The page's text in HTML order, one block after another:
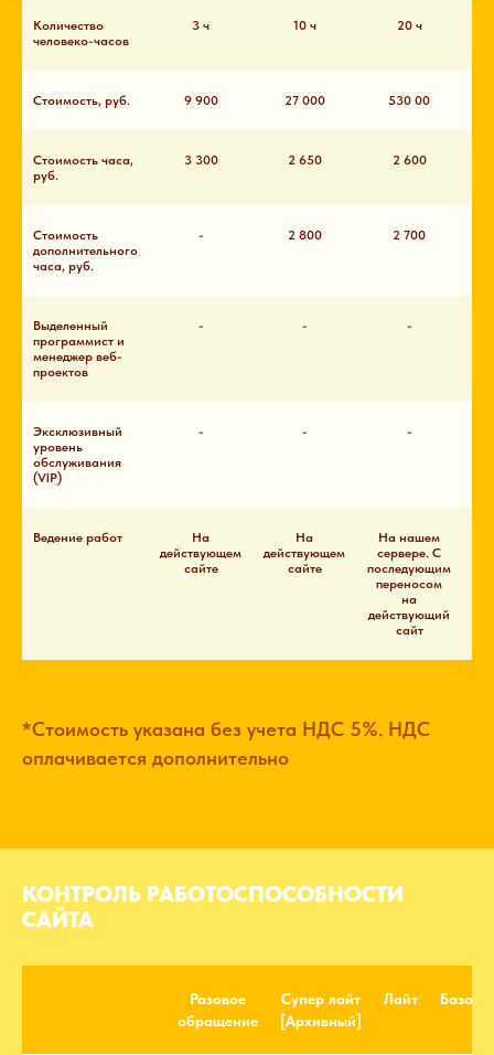
Количество
человеко-часов
3 ч 10 ч 20 ч
Стоимость, руб. 9 900 27 000 530 00
Стоимость часа,
руб.
3 300 2 650 2 600
Стоимость
дополнительного
часа, руб.
- 2 800 2 700
Выделенный
программист и
менеджер веб-
проектов
- - -
Эксклюзивный
уровень
обслуживания
(VIP)
- - -
Ведение работ
На
действующем
сайте
На
действующем
сайте
На нашем
сервере. С
последующим
переносом
на
действующий
сайт
*Стоимость указана без учета НДС 5%. НДС
оплачивается дополнительно
КОНТРОЛЬ РАБОТОСПОСОБНОСТИ
САЙТА
Разовое
обращение
Супер лайт
[Архивный]
Лайт